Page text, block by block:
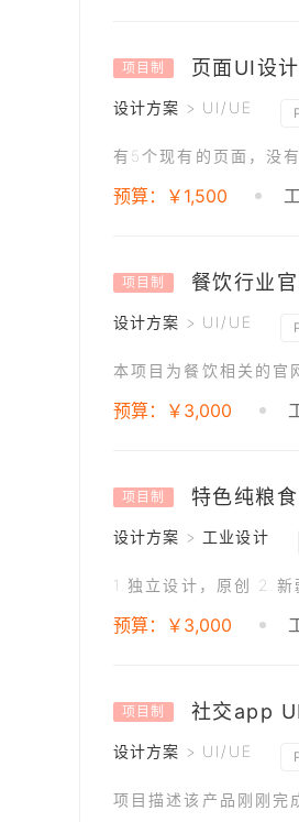
项目制 页面UI设计
设计方案 > UI/UE
预算：￥1,500
项目制 餐饮行业
设计方案 > UI/UE
预算：￥3,000
项目制 特色纯粮
设计方案 > 工业设计
预算：￥3,000
项目制 社交app
设计方案 > UI/UE